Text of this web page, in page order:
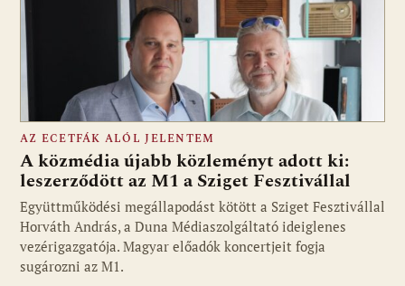
Fotó: media1.hu
AZ ECETFÁK ALÓL JELENTEM
A közmédia újabb közleményt adott ki:
leszerződött az M1 a Sziget Fesztivállal
Együttműködési megállapodást kötött a Sziget Fesztivállal
Horváth András, a Duna Médiaszolgáltató ideiglenes
vezérigazgatója. Magyar előadók koncertjeit fogja
sugározni az M1.